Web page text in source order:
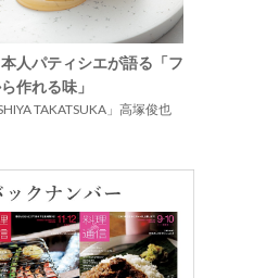
人パティシエが語る「フ
作れる味」
TAKATSUKA」高塚俊也